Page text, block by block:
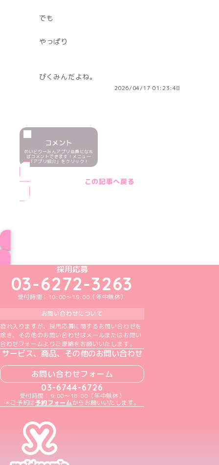
でも
やっぱり
ぴくみんだよね。
2026/04/17 01:23:48
コメント
めいどりーみんアプリ会員になれ
ばコメントできます！メニュー
「アプリ紹介」をクリック！
この記事へ戻る
めいどりーみんTikTok公式アカウント
めいどりーみんX公式アカウント
めいどりーみんInstagram公式アカウント
めいどりーみんFacebook公式アカウン
めいどりーみんYouTube公式アカ
採用応募
03-6272-3263
受付時間：10:00～19:00（年中無休）
お問い合わせについて
恐れ入りますが、採用応募に関するお問い合わせを
除き、その他のお問い合わせはメールまたはお問い
合わせフォームよりご連絡をお願いいたします。
サービス、商品、その他のお問い合わせ
お問い合わせフォーム
03-6744-6726
受付時間：9:00～18:00（年中無休）
＊ご予約は予約フォームからお願いいたします。